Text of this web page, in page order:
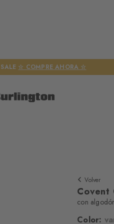
☆ COMPRE AHORA ☆
Volver
Covent
con
Color: